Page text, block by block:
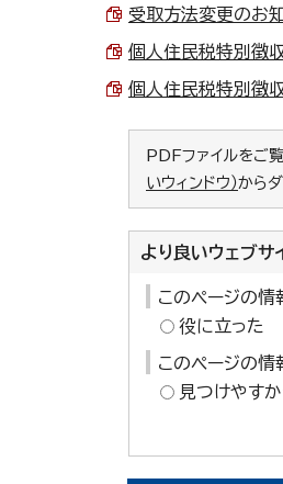
受取方法変更のお
個人住民税特別徴
個人住民税特別徴
PDFファイルをご
いウィンドウ）からダ
より良いウェブサ
このページの情
役に立った
このページの情
見つけやすか